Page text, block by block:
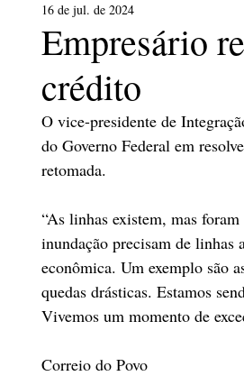
Empresário
crédito
16 de jul. de 2024
O vice-presidente de
do Governo Federal em
retomada.
“As linhas existem, mas
inundação precisam de linhas
econômica. Um exemplo são
quedas drásticas. Estamos
Vivemos um momento de
Correio do Povo